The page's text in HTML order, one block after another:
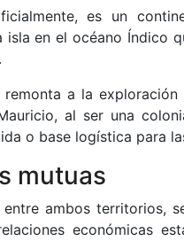
es un
en el océano Índico
a la
al ser una
o base logística para
mutuas
ambos territorios,
económicas